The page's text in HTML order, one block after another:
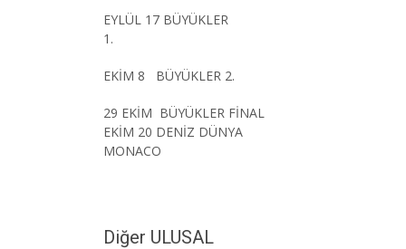
EYLÜL 17 BÜYÜKLER
1.
EKİM 8 BÜYÜKLER 2.
29 EKİM BÜYÜKLER FİNAL
EKİM 20 DENİZ DÜNYA
MONACO
Diğer ULUSAL